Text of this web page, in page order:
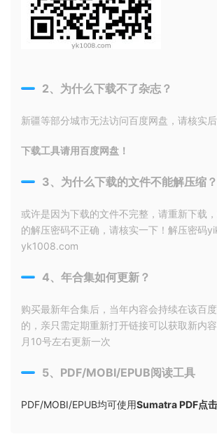
2、为什么下载不了杂志？
新疆等部分城市无法访问百度网盘，请核实
下载工具请用百度网盘！
3、为什么下载的文件不能解压缩？
或许是因为下载的文件不完整，请重新下载
的解压密码不正确，请核实一下！解压密码
yk1008.com
4、年合集如何更新？
购买最新年合集后，当年内容会持续在该百
的，亲只需定期重新打开链接可以获取新内
月10号左右更新一次
5、PDF/MOBI/EPUB阅读工具
PDF/MOBI/EPUB均可使用Sumatra PDF点